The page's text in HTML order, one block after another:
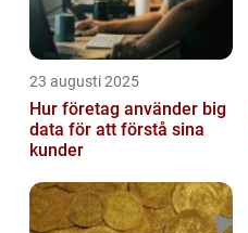
23 augusti 2025
Hur företag använder big
data för att förstå sina
kunder